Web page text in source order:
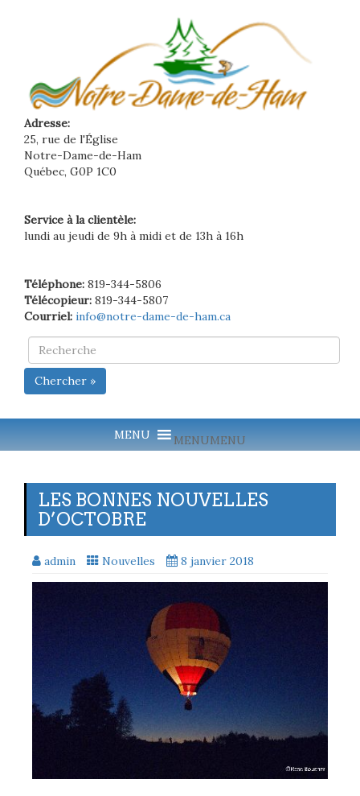
Adresse:
25, rue de l'Église
Notre-Dame-de-Ham
Québec, G0P 1C0
Service à la clientèle:
lundi au jeudi de 9h à midi et de 13h à 16h
Téléphone: 819-344-5806
Télécopieur: 819-344-5807
Courriel: info@notre-dame-de-ham.ca
Chercher »
MENUMENU
LES BONNES NOUVELLES
D’OCTOBRE
admin Nouvelles 8 janvier 2018